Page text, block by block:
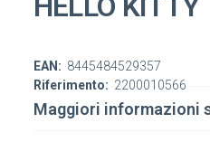
Riferimento: 2200010566
EAN: 8445484529357
Maggiori informazioni